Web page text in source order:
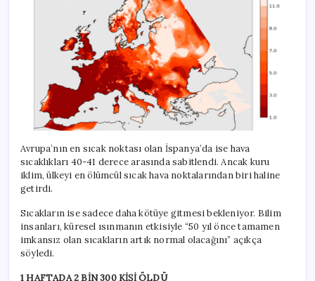
Avrupa’nın en sıcak noktası olan İspanya’da ise hava
sıcaklıkları 40-41 derece arasında sabitlendi. Ancak kuru
iklim, ülkeyi en ölümcül sıcak hava noktalarından biri haline
getirdi.
Sıcakların ise sadece daha kötüye gitmesi bekleniyor. Bilim
insanları, küresel ısınmanın etkisiyle “50 yıl önce tamamen
imkansız olan sıcakların artık normal olacağını” açıkça
söyledi.
1 HAFTADA 2 BİN 300 KİŞİ ÖLDÜ